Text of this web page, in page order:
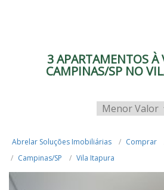
3 APARTAMENTOS À
CAMPINAS/SP NO
Abrelar Soluções Imobiliárias Comprar
Campinas/SP
Vila Itapura